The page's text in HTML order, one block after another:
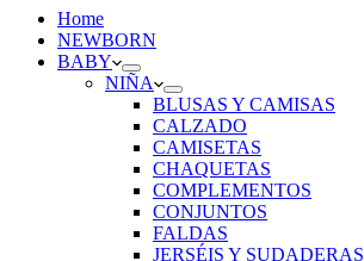
Home
NEWBORN
BABY
NIÑA
BLUSAS Y CAMISAS
CALZADO
CAMISETAS
CHAQUETAS
COMPLEMENTOS
CONJUNTOS
FALDAS
JERSÉIS Y SUDADERAS